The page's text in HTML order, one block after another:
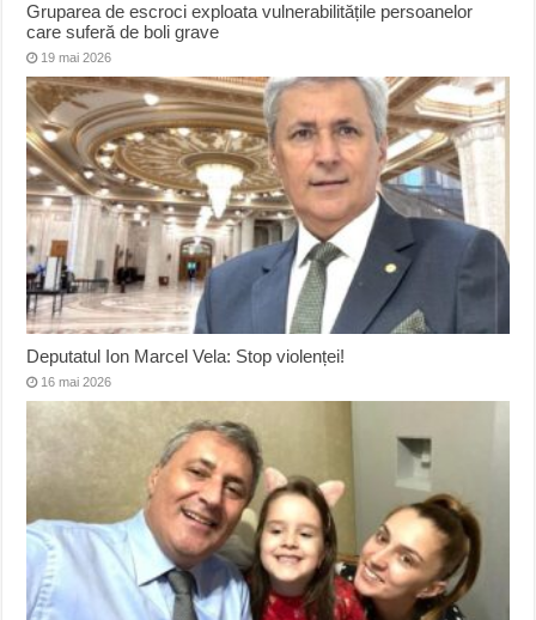
Gruparea de escroci exploata vulnerabilitățile persoanelor
care suferă de boli grave
19 mai 2026
Deputatul Ion Marcel Vela: Stop violenței!
16 mai 2026